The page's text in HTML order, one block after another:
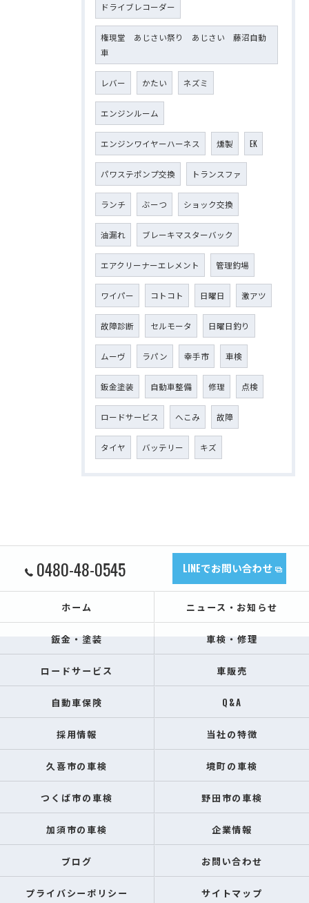
ドライブレコーダー
権現堂 あじさい祭り あじさい 藤沼自動
車
レバー かたい ネズミ
エンジンルーム
エンジンワイヤーハーネス 燻製 EK
パワステポンプ交換 トランスファ
ランチ ぶーつ ショック交換
油漏れ ブレーキマスターバック
エアクリーナーエレメント 管理釣場
ワイパー コトコト 日曜日 激アツ
故障診断 セルモータ 日曜日釣り
ムーヴ ラパン 幸手市 車検
鈑金塗装 自動車整備 修理 点検
ロードサービス へこみ 故障
タイヤ バッテリー キズ
0480-48-0545 LINEでお問い合わせ
ホーム ニュース・お知らせ
鈑金・塗装 車検・修理
ロードサービス 車販売
自動車保険 Q&A
採用情報 当社の特徴
久喜市の車検 境町の車検
つくば市の車検 野田市の車検
加須市の車検 企業情報
ブログ お問い合わせ
プライバシーポリシー サイトマップ